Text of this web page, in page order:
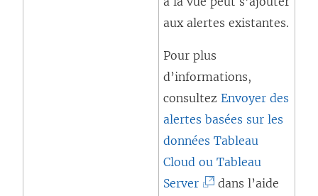
aux alertes existantes.
Pour plus
d’informations,
consultez Envoyer des
alertes basées sur les
données Tableau
Cloud ou Tableau
Server(
dans l’aide